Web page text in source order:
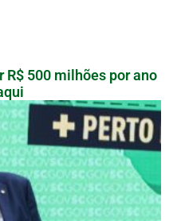
R$ 500 milhões por ano